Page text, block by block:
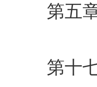
第五
第十